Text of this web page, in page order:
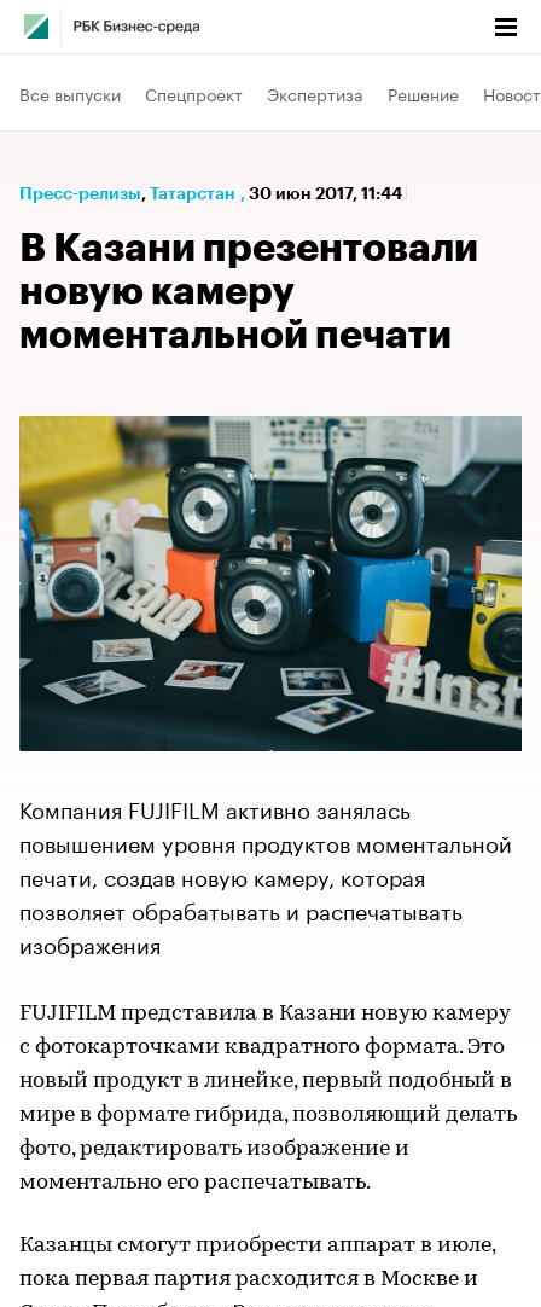
Все выпуски Спецпроект Экспертиза Решение
Пресс-релизы⁠, Татарстан , 30 июн 2017, 11:44
В Казани презентовали
новую камеру
моментальной печати
Компания FUJIFILM активно занялась
повышением уровня продуктов моментальной
печати, создав новую камеру, которая
позволяет обрабатывать и распечатывать
изображения
FUJIFILM представила в Казани новую камеру
с фотокарточками квадратного формата. Это
новый продукт в линейке, первый подобный в
мире в формате гибрида, позволяющий делать
фото, редактировать изображение и
моментально его распечатывать.
Казанцы смогут приобрести аппарат в июле,
пока первая партия расходится в Москве и